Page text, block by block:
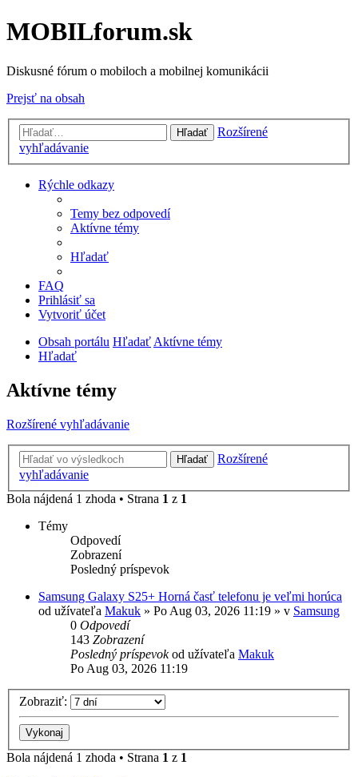
MOBILforum.sk
Diskusné fórum o mobiloch a mobilnej komunikácii
Prejsť na obsah
Hľadať
Rozšírené
vyhľadávanie
Rýchle odkazy
Temy bez odpovedí
Aktívne témy
Hľadať
FAQ
Prihlásiť sa
Vytvoriť účet
Obsah portálu HľadaťAktívne témy
Hľadať
Aktívne témy
Rozšírené vyhľadávanie
Hľadať
Rozšírené
vyhľadávanie
Bola nájdená 1 zhoda • Strana 1 z 1
Témy
Odpovedí
Zobrazení
Posledný príspevok
Samsung Galaxy S25+ Horná časť telefonu je veľmi horúca
od užívateľa Makuk » Po Aug 03, 2026 11:19 » v Samsung
0 Odpovedí
143 Zobrazení
Posledný príspevokod užívateľa Makuk
Po Aug 03, 2026 11:19
Zobraziť:
Bola nájdená 1 zhoda • Strana 1 z 1